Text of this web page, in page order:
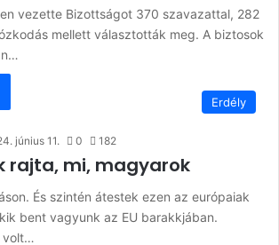
vezette Bizottságot 370 szavazattal, 282
mellett választották meg. A biztosok
Erdély
június 11. 0 182
rajta, mi, magyarok
És szintén átestek ezen az európaiak
bent vagyunk az EU barakkjában.
volt…